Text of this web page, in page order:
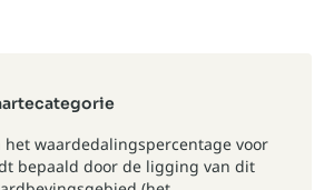
het waardedalingspercentage voor
bepaald door de ligging van dit